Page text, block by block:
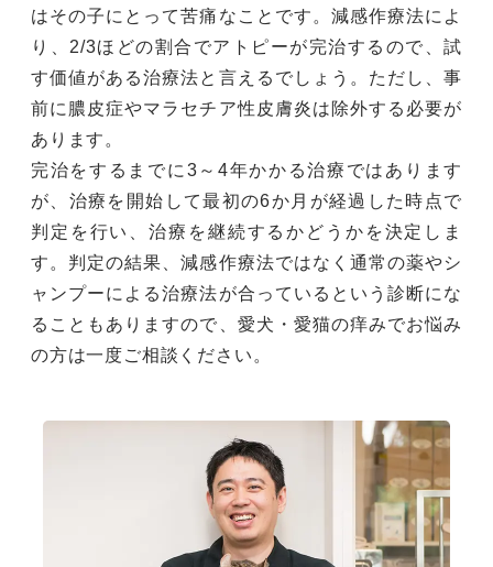
はその子にとって苦痛なことです。減感作療法によ
り、2/3ほどの割合でアトピーが完治するので、試
す価値がある治療法と言えるでしょう。ただし、事
前に膿皮症やマラセチア性皮膚炎は除外する必要が
あります。
完治をするまでに3～4年かかる治療ではあります
が、治療を開始して最初の6か月が経過した時点で
判定を行い、治療を継続するかどうかを決定しま
す。判定の結果、減感作療法ではなく通常の薬やシ
ャンプーによる治療法が合っているという診断にな
ることもありますので、愛犬・愛猫の痒みでお悩み
の方は一度ご相談ください。